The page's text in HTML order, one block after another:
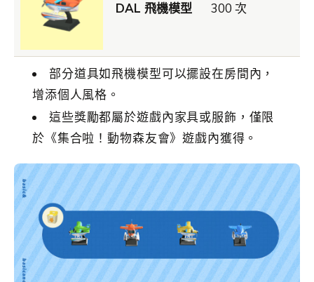
DAL 飛機模型 300 次
部分道具如飛機模型可以擺設在房間內，
增添個人風格。
這些獎勵都屬於遊戲內家具或服飾，僅限
於《集合啦！動物森友會》遊戲內獲得。